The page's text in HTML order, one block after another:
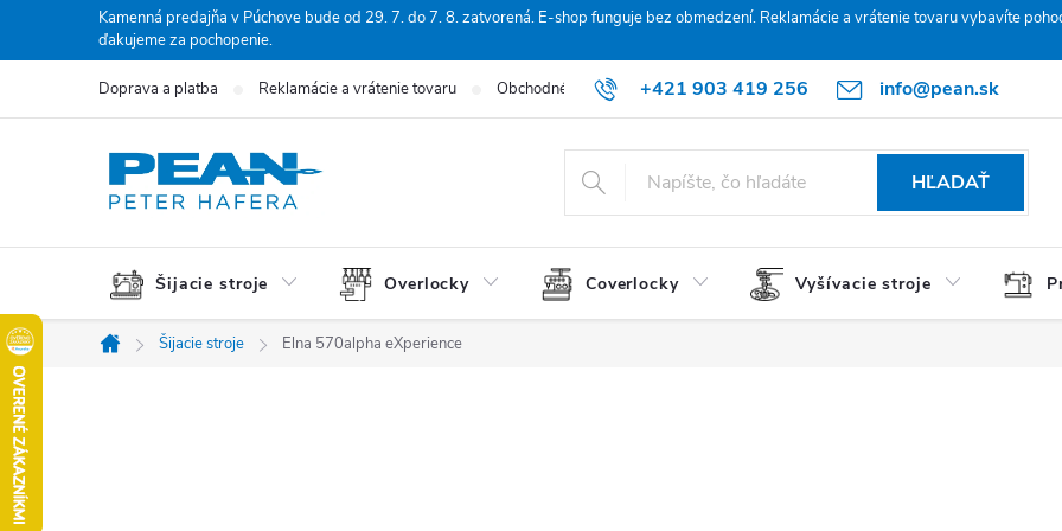
Kamenná predajňa v Púchove bude od 29. 7. do 7. 8. zatvorená. E‑shop funguje bez obmedzení. Reklamácie a vrátenie tovaru vybavíte
ďakujeme za pochopenie.
+421 903 419 256 info@pean.sk
Doprava a platba Reklamácie a vrátenie tovaru Obchodné podmienky Podmienky ochrany osobných údajov O nás
HĽADAŤ
Šijacie stroje Overlocky Coverlocky Vyšívacie stroje
Domov
Šijacie stroje Elna 570alpha eXperience